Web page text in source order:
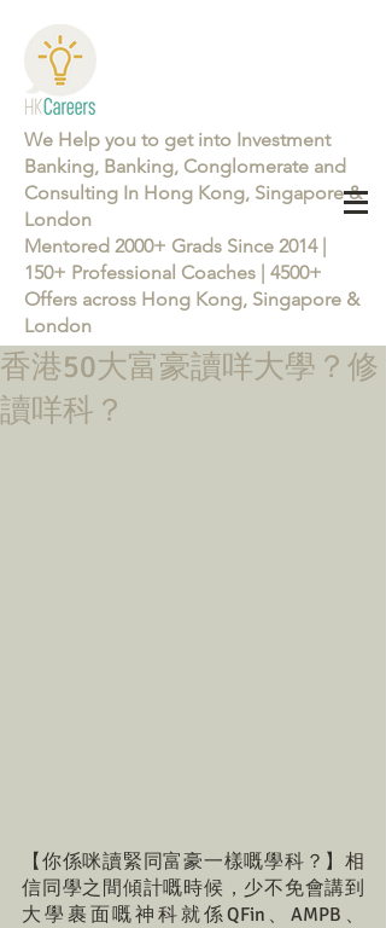
We Help you to get into Investment
Banking, Banking, Conglomerate and
Consulting In Hong Kong, Singapore &
London
Mentored 2000+ Grads Since 2014 |
150+ Professional Coaches | 4500+
Offers across Hong Kong, Singapore &
London
香港50大富豪讀咩大學？修
讀咩科？
【你係咪讀緊同富豪一樣嘅學科？】相
信同學之間傾計嘅時候，少不免會講到
大學裹面嘅神科就係QFin、AMPB、